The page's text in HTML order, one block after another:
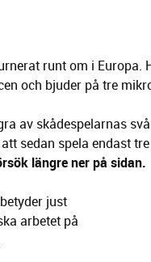
runt om i
och bjuder på tre
av skådespelarnas
sedan spela endast
längre ner på sidan.
just
arbetet på